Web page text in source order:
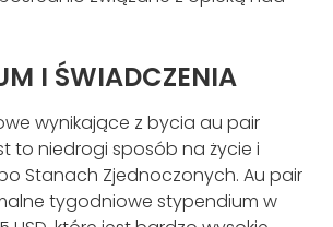
I ŚWIADCZENIA
wynikające z bycia au pair
to niedrogi sposób na życie i
Stanach Zjednoczonych. Au pair
tygodniowe stypendium w